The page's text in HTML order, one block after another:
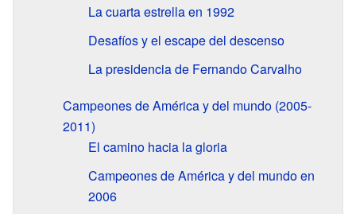
La cuarta estrella en 1992
Desafíos y el escape del descenso
La presidencia de Fernando Carvalho
Campeones de América y del mundo (2005-
2011)
El camino hacia la gloria
Campeones de América y del mundo en
2006